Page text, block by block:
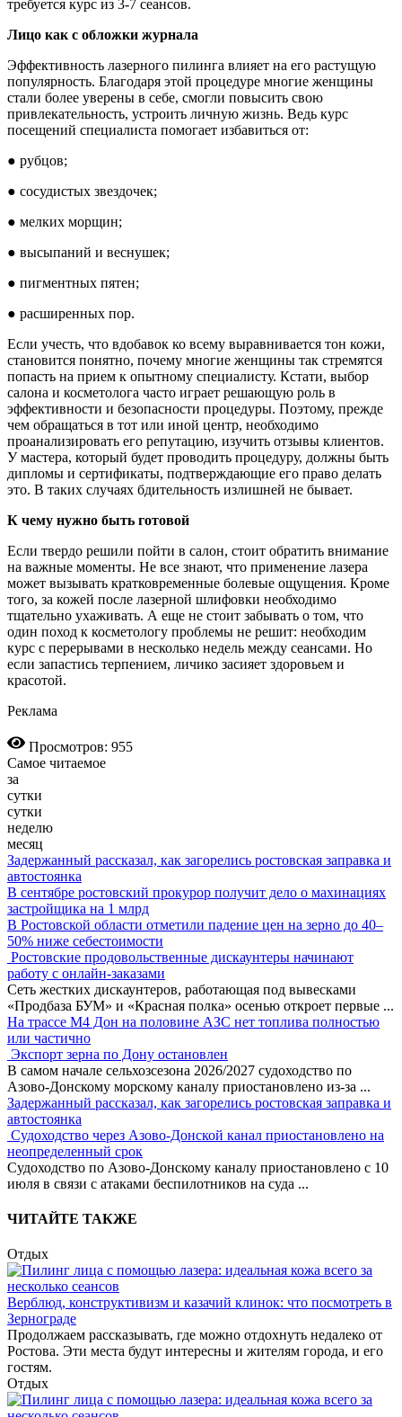
требуется курс из 3-7 сеансов.
Лицо как с обложки журнала
Эффективность лазерного пилинга влияет на его растущую
популярность. Благодаря этой процедуре многие женщины
стали более уверены в себе, смогли повысить свою
привлекательность, устроить личную жизнь. Ведь курс
посещений специалиста помогает избавиться от:
● рубцов;
● сосудистых звездочек;
● мелких морщин;
● высыпаний и веснушек;
● пигментных пятен;
● расширенных пор.
Если учесть, что вдобавок ко всему выравнивается тон кожи,
становится понятно, почему многие женщины так стремятся
попасть на прием к опытному специалисту. Кстати, выбор
салона и косметолога часто играет решающую роль в
эффективности и безопасности процедуры. Поэтому, прежде
чем обращаться в тот или иной центр, необходимо
проанализировать его репутацию, изучить отзывы клиентов.
У мастера, который будет проводить процедуру, должны быть
дипломы и сертификаты, подтверждающие его право делать
это. В таких случаях бдительность излишней не бывает.
К чему нужно быть готовой
Если твердо решили пойти в салон, стоит обратить внимание
на важные моменты. Не все знают, что применение лазера
может вызывать кратковременные болевые ощущения. Кроме
того, за кожей после лазерной шлифовки необходимо
тщательно ухаживать. А еще не стоит забывать о том, что
один поход к косметологу проблемы не решит: необходим
курс с перерывами в несколько недель между сеансами. Но
если запастись терпением, личико засияет здоровьем и
красотой.
Реклама
Просмотров: 955
Самое читаемое
за
сутки
сутки
неделю
месяц
Задержанный рассказал, как загорелись ростовская заправка и
автостоянка
В сентябре ростовский прокурор получит дело о махинациях
застройщика на 1 млрд
В Ростовской области отметили падение цен на зерно до 40–
50% ниже себестоимости
Ростовские продовольственные дискаунтеры начинают
работу с онлайн-заказами
Сеть жестких дискаунтеров, работающая под вывесками
«Продбаза БУМ» и «Красная полка» осенью откроет первые ...
На трассе М4 Дон на половине АЗС нет топлива полностью
или частично
Экспорт зерна по Дону остановлен
В самом начале сельхозсезона 2026/2027 судоходство по
Азово-Донскому морскому каналу приостановлено из-за ...
Задержанный рассказал, как загорелись ростовская заправка и
автостоянка
Судоходство через Азово-Донской канал приостановлено на
неопределенный срок
Судоходство по Азово-Донскому каналу приостановлено с 10
июля в связи с атаками беспилотников на суда ...
ЧИТАЙТЕ ТАКЖЕ
Отдых
Верблюд, конструктивизм и казачий клинок: что посмотреть в
Зернограде
Продолжаем рассказывать, где можно отдохнуть недалеко от
Ростова. Эти места будут интересны и жителям города, и его
гостям.
Отдых